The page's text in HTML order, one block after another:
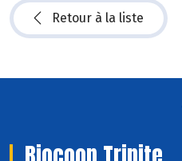
Retour à la liste